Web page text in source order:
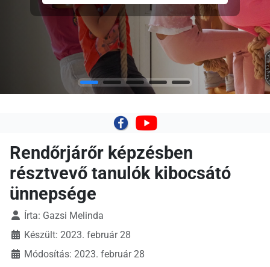
Rendőrjárőr képzésben
résztvevő tanulók kibocsátó
ünnepsége
Írta: Gazsi Melinda
Készült: 2023. február 28
Módosítás: 2023. február 28